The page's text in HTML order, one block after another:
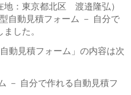
地：東京都北区 渡邉隆弘）
自動見積フォーム － 自分で
した。
動見積フォーム」の内容は次
－ 自分で作れる自動見積フ